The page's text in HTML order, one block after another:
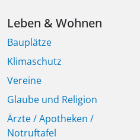
Leben & Wohnen
Bauplätze
Klimaschutz
Vereine
Glaube und Religion
Ärzte / Apotheken /
Notruftafel